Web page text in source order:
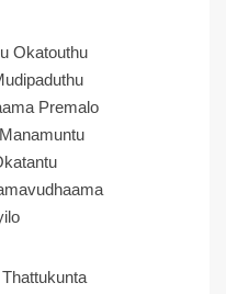
Okatouthu
Premalo